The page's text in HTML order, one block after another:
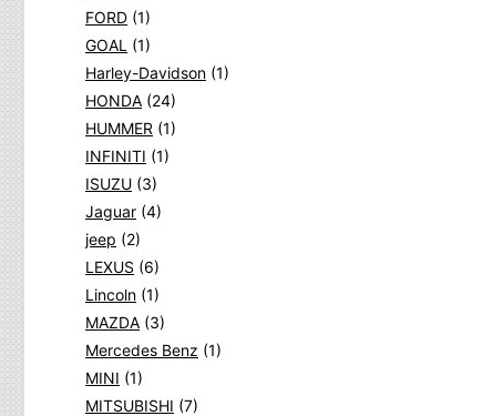
FORD (1)
GOAL (1)
Harley-Davidson (1)
HONDA (24)
HUMMER (1)
INFINITI (1)
ISUZU (3)
Jaguar (4)
jeep (2)
LEXUS (6)
Lincoln (1)
MAZDA (3)
Mercedes Benz (1)
MINI (1)
MITSUBISHI (7)